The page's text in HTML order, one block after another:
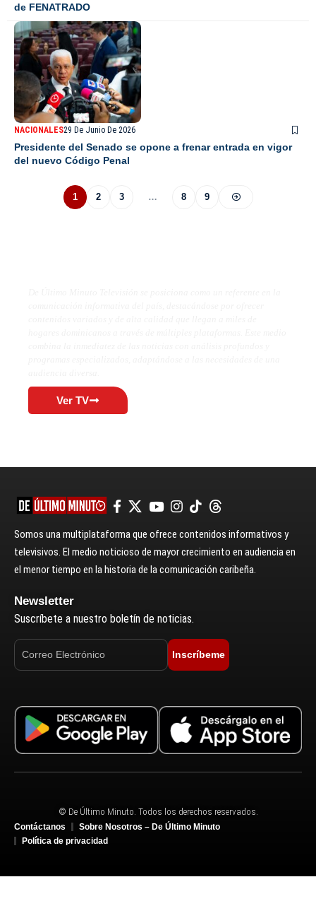
de FENATRADO
NACIONALES29 De Junio De 2026
Presidente del Senado se opone a frenar entrada en vigor
del nuevo Código Penal
1 2 3 … 8 9
Ver TV
Somos una multiplataforma que ofrece contenidos informativos y
televisivos. El medio noticioso de mayor crecimiento en audiencia en
el menor tiempo en la historia de la comunicación caribeña.
Newsletter
Suscríbete a nuestro boletín de noticias.
Inscríbeme
© De Último Minuto. Todos los derechos reservados.
Contáctanos
Sobre Nosotros – De Último Minuto
Política de privacidad